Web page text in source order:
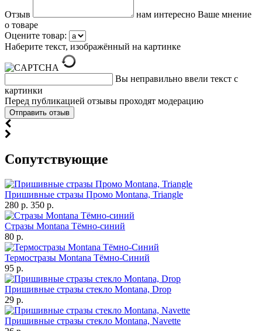
Отзыв
нам интересно Ваше мнение
о товаре
Оцените товар:
Наберите текст, изображённый на картинке
Вы неправильно ввели текст с
картинки
Перед публикацией отзывы проходят модерацию
Cопутствующие
Пришивные стразы Промо Montana, Triangle
280 р. 350 р.
Стразы Montana Тёмно-синий
80 р.
Термостразы Montana Тёмно-Синий
95 р.
Пришивные стразы стекло Montana, Drop
29 р.
Пришивные стразы стекло Montana, Navette